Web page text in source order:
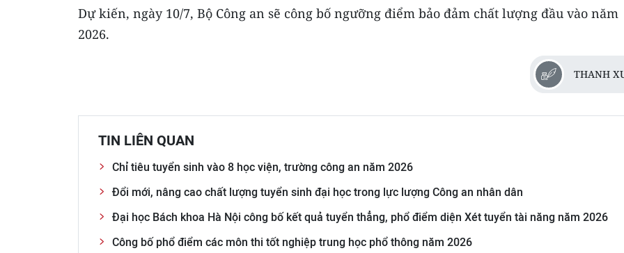
Dự kiến, ngày 10/7, Bộ Công an sẽ công bố ngưỡng điểm bảo đảm chất lượng đầu vào năm
2026.
THANH
TIN LIÊN QUAN
Chỉ tiêu tuyển sinh vào 8 học viện, trường công an năm 2026
Đổi mới, nâng cao chất lượng tuyển sinh đại học trong lực lượng Công an nhân dân
Đại học Bách khoa Hà Nội công bố kết quả tuyển thẳng, phổ điểm diện Xét tuyển tài năng năm 2026
Công bố phổ điểm các môn thi tốt nghiệp trung học phổ thông năm 2026